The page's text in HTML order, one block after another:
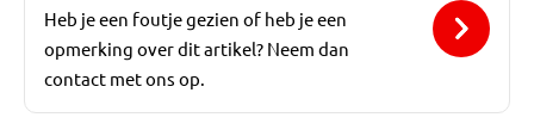
Heb je een foutje gezien of heb je een
opmerking over dit artikel? Neem dan
contact met ons op.